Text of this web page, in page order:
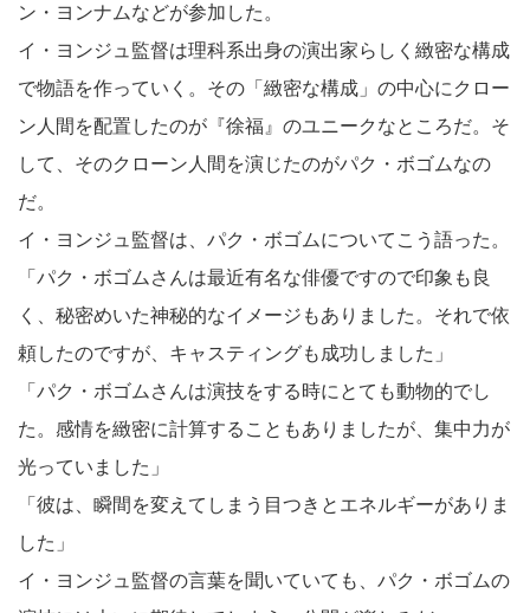
ン・ヨンナムなどが参加した。
イ・ヨンジュ監督は理科系出身の演出家らしく緻密な構成
で物語を作っていく。その「緻密な構成」の中心にクロー
ン人間を配置したのが『徐福』のユニークなところだ。そ
して、そのクローン人間を演じたのがパク・ボゴムなの
だ。
イ・ヨンジュ監督は、パク・ボゴムについてこう語った。
「パク・ボゴムさんは最近有名な俳優ですので印象も良
く、秘密めいた神秘的なイメージもありました。それで依
頼したのですが、キャスティングも成功しました」
「パク・ボゴムさんは演技をする時にとても動物的でし
た。感情を緻密に計算することもありましたが、集中力が
光っていました」
「彼は、瞬間を変えてしまう目つきとエネルギーがありま
した」
イ・ヨンジュ監督の言葉を聞いていても、パク・ボゴムの